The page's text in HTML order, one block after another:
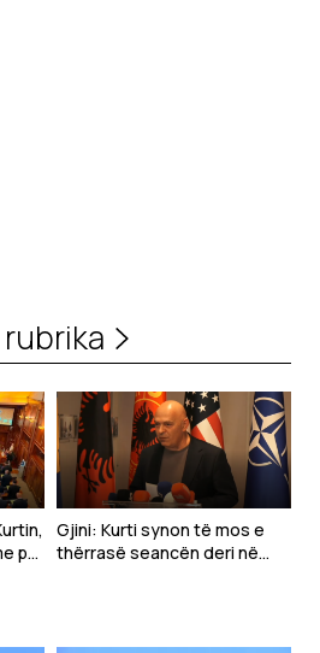
për
Gjini: Kurti synon të mos e
thërrasë seancën deri në